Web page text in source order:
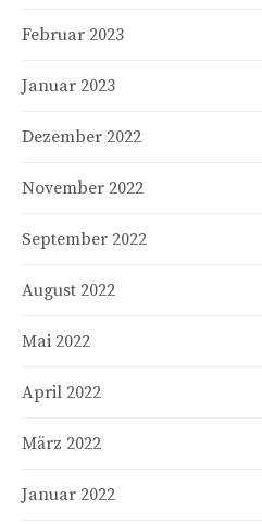
Februar 2023
Januar 2023
Dezember 2022
November 2022
September 2022
August 2022
Mai 2022
April 2022
März 2022
Januar 2022